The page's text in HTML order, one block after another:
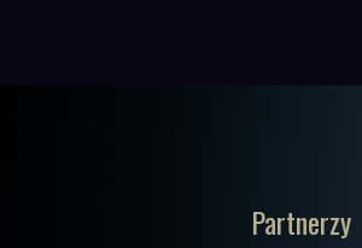
Partnerzy